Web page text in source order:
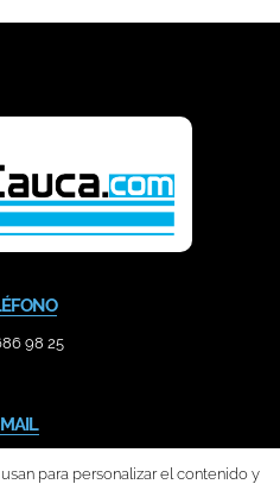
98 25
para personalizar el contenido y